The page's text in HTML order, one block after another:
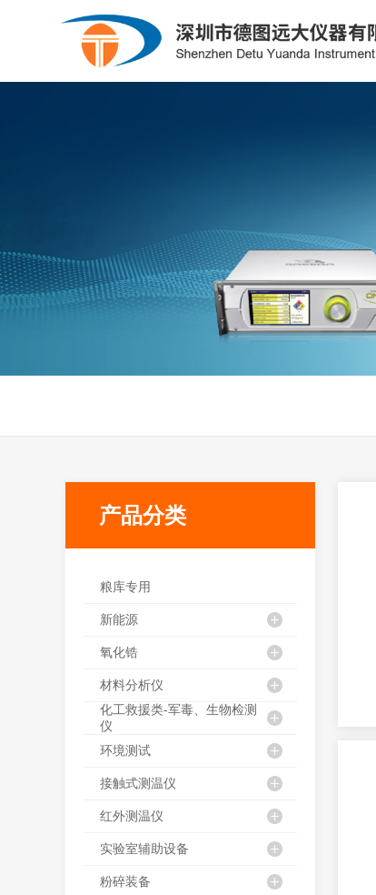
光度计
钳形表
石油化工 电力行业
公司简介 企业文化
产品分类
粮库专用
新能源
氧化锆
材料分析仪
化工救援类-军毒、生物检测
仪
环境测试
接触式测温仪
红外测温仪
实验室辅助设备
粉碎装备